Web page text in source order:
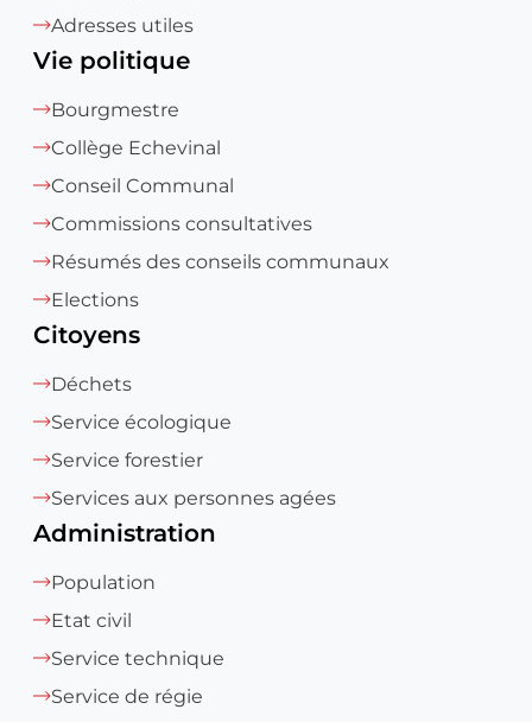
Adresses utiles
Vie politique
Bourgmestre
Collège Echevinal
Conseil Communal
Commissions consultatives
Résumés des conseils communaux
Elections
Citoyens
Déchets
Service écologique
Service forestier
Services aux personnes agées
Administration
Population
Etat civil
Service technique
Service de régie